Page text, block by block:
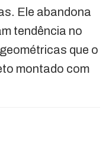
Ele abandona
tendência no
que o
montado com